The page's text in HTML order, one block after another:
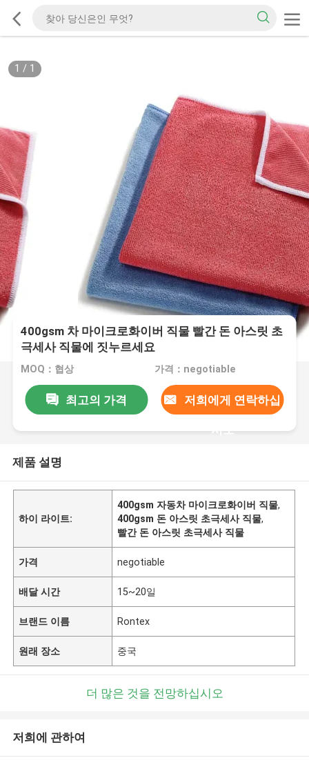
1 / 1
400gsm 차 마이크로화이버 직물 빨간 돈 아스릿 초
극세사 직물에 짓누르세요
MOQ：협상 가격：negotiable
최고의 가격 저희에게 연락하십
시오
제품 설명
하이 라이트:
400gsm 자동차 마이크로화이버 직물,
400gsm 돈 아스릿 초극세사 직물,
빨간 돈 아스릿 초극세사 직물
가격 negotiable
배달 시간 15~20일
브랜드 이름 Rontex
원래 장소 중국
더 많은 것을 전망하십시오
저희에 관하여